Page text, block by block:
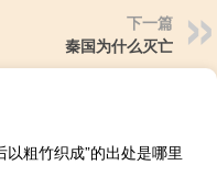
下一篇
秦国为什么灭亡
以粗竹织成”的出处是哪里